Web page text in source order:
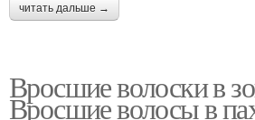
читать дальше →
Вросшие волоски в
Вросшие волосы в